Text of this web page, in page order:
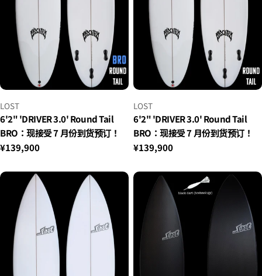
小
贩：
LOST
6'2" 'DRIVER 3.0' Round Tail
BRO：现接受 7 月份到货预订！
正
价
¥139,900
小
贩：
LOST
6'2" 'DRIVER 3.0' Round Tail
BRO：现接受 7 月份到货预订！
正
价
¥139,900